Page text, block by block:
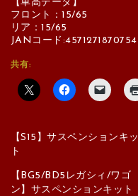
【車高データ】
フロント：15/65
リア：15/65
JANコード:4571271870754
共有:
【S15】サスペンションキッ
ト
【BG5/BD5レガシィ/ワゴ
ン】サスペンションキット